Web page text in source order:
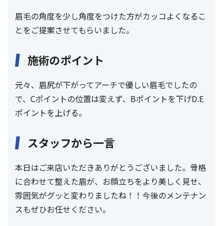
眉毛の角度を少し角度をつけた方がカッコよくなるこ
とをご提案させてもらいました。
施術のポイント
元々、眉尻が下がってアーチで優しい眉毛でしたの
で、Cポイントの位置は変えず、Bポイントを下げD.E
ポイントを上げる。
スタッフから一言
本日はご来店いただきありがとうございました。骨格
に合わせて整えた眉が、お顔立ちをより美しく見せ、
雰囲気がグッと変わりましたね！！今後のメンテナン
スもぜひお任せください。